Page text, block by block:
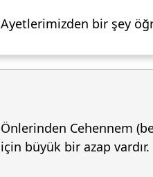
Ayetlerimizden bir şey
Önlerinden Cehennem
için büyük bir azap vardır.